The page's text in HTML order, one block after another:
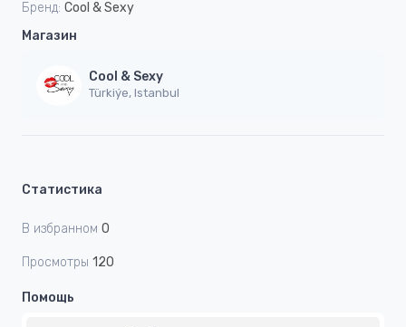
Бренд: Cool & Sexy
Магазин
Cool & Sexy
Türkiýe, Istanbul
Статистика
В избранном 0
Просмотры 120
Помощь